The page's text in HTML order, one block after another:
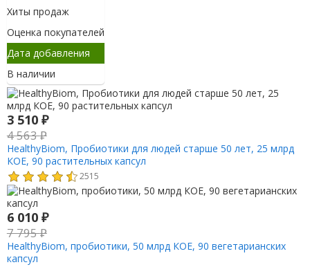
Хиты продаж
Оценка покупателей
Дата добавления
В наличии
3 510 ₽
4 563₽
HealthyBiom, Пробиотики для людей старше 50 лет, 25 млрд
КОЕ, 90 растительных капсул
2515
6 010 ₽
7 795₽
HealthyBiom, пробиотики, 50 млрд КОЕ, 90 вегетарианских
капсул